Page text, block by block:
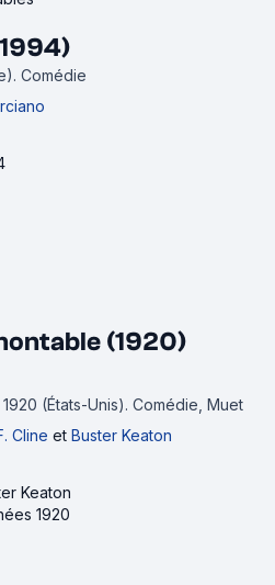
Comédie
(1920)
(États-Unis). Comédie, Muet
Cline et Buster Keaton
Keaton
1920